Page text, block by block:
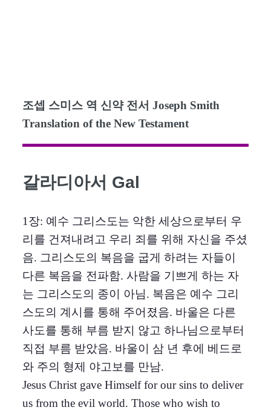
조셉 스미스 역 신약 전서 Joseph Smith
Translation of the New Testament
갈라디아서 Gal
1장: 예수 그리스도는 악한 세상으로부터 우
리를 건져내려고 우리 죄를 위해 자신을 주셨
음. 그리스도의 복음을 굽게 하려는 자들이
다른 복음을 전파함. 사람을 기쁘게 하는 자
는 그리스도의 종이 아님. 복음은 예수 그리
스도의 계시를 통해 주어졌음. 바울은 다른
사도를 통해 부름 받지 않고 하나님으로부터
직접 부름 받았음. 바울이 삼 년 후에 베드로
와 주의 형제 야고보를 만남.
Jesus Christ gave Himself for our sins to deliver
us from the evil world. Those who wish to